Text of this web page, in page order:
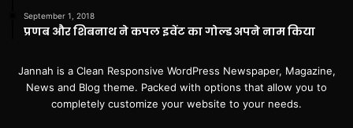
September 1, 2018
प्रणब और शिबनाथ ने कपल इवेंट का गोल्ड अपने नाम किया
Jannah is a Clean Responsive WordPress Newspaper, Magazine,
News and Blog theme. Packed with options that allow you to
completely customize your website to your needs.